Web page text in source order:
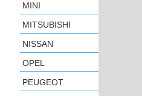
MINI
MITSUBISHI
NISSAN
OPEL
PEUGEOT